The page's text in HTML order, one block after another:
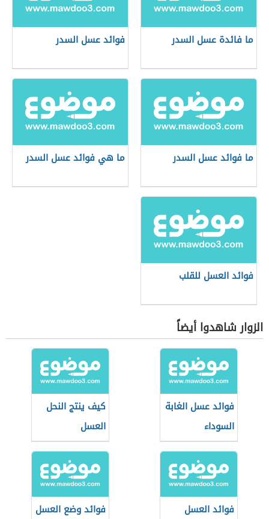
ما فائدة عسل السدر فوائد عسل السدر
ما فوائد عسل السدر ما هي فوائد عسل السدر
فوائد العسل للقلب
الزوار شاهدوا أيضاً
فوائد عسل الغابة
السوداء
كيف ينتج النحل
العسل
فوائد العسل
فوائد وضع العسل